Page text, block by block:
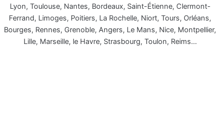
Lyon, Toulouse, Nantes, Bordeaux, Saint-Étienne, Clermont-
Ferrand, Limoges, Poitiers, La Rochelle, Niort, Tours, Orléans,
Bourges, Rennes, Grenoble, Angers, Le Mans, Nice, Montpellier,
Lille, Marseille, le Havre, Strasbourg, Toulon, Reims…